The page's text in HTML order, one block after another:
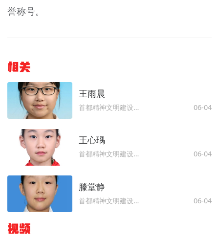
誉称号。
相关
王雨晨
首都精神文明建设委员会办公室 06-04
王心瑀
首都精神文明建设委员会办公室 06-04
滕堂静
首都精神文明建设委员会办公室 06-04
视频